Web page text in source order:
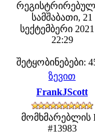
სამშაბათი, 21
სექტემბერი
22:29
შეტყობინებები:
ზევით
FrankJScott
მომხმარებლის
#13983